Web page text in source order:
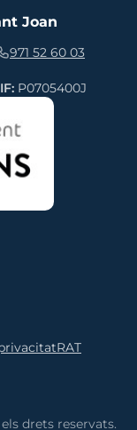
Joan
971 52 60 03
P0705400J
RAT
drets reservats.